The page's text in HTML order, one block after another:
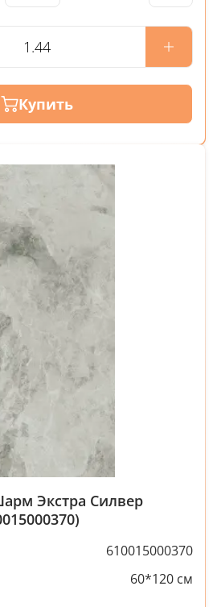
Купить
Экстра Силвер
610015000370
60*120 см